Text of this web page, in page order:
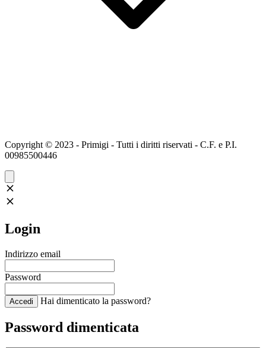
Copyright © 2023 - Primigi - Tutti i diritti riservati - C.F. e P.I.
00985500446
Login
Indirizzo email
Password
Accedi Hai dimenticato la password?
Password dimenticata